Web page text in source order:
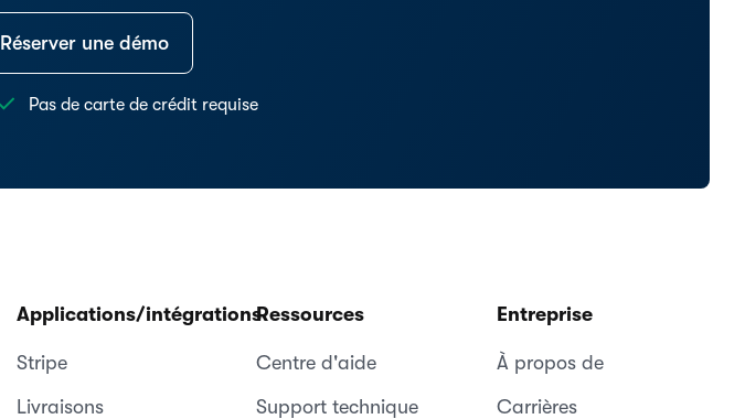
Réserver une démo
Pas de carte de crédit requise
Applications/intégrations
Stripe
Livraisons
Ressources
Centre d'aide
Support technique
Entreprise
À propos de
Carrières